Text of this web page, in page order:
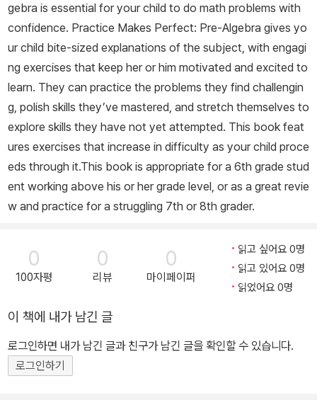
gebra is essential for your child to do math problems with
confidence. Practice Makes Perfect: Pre-Algebra gives yo
ur child bite-sized explanations of the subject, with engagi
ng exercises that keep her or him motivated and excited to
learn. They can practice the problems they find challengin
g, polish skills they’ve mastered, and stretch themselves to
explore skills they have not yet attempted. This book feat
ures exercises that increase in difficulty as your child proce
eds through it.This book is appropriate for a 6th grade stud
ent working above his or her grade level, or as a great revie
w and practice for a struggling 7th or 8th grader.
0
100자평
0
리뷰
0
마이페이퍼
읽고 싶어요 0명
읽고 있어요 0명
읽었어요 0명
이 책에 내가 남긴 글
로그인하면 내가 남긴 글과 친구가 남긴 글을 확인할 수 있습니다.
로그인하기